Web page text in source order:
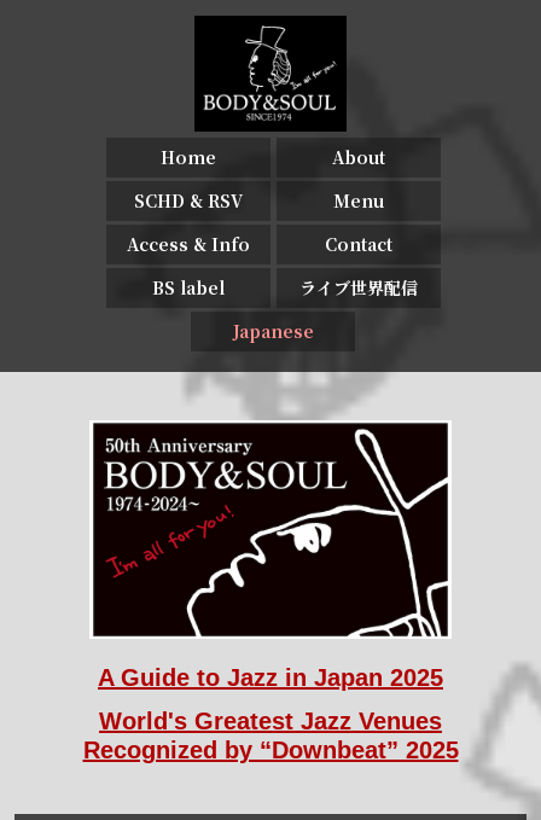
Home
About
SCHD & RSV
Menu
Access & Info
Contact
BS label
ライブ世界配信
Japanese
A Guide to Jazz in Japan 2025
World's Greatest Jazz Venues
Recognized by “Downbeat” 2025